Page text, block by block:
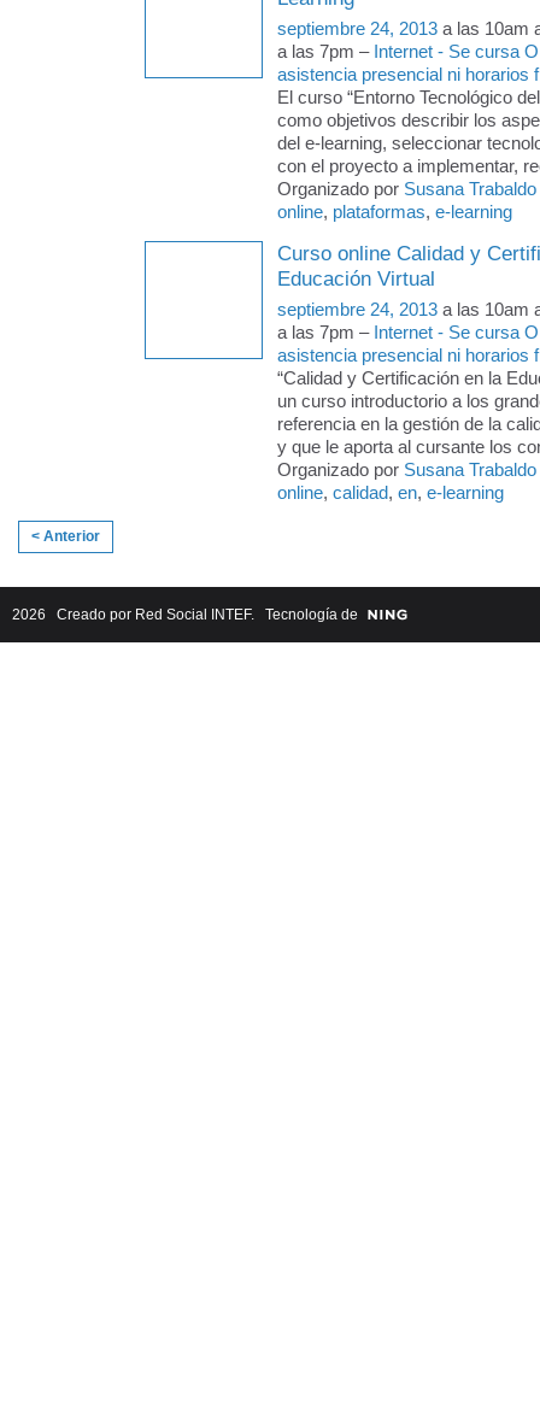
septiembre 24, 2013 a las 10am
a las 7pm – Internet - Se cursa
asistencia presencial ni horarios
El curso “Entorno Tecnológico
como objetivos describir los
del e-learning, seleccionar
con el proyecto a implementar,
Organizado por Susana Trabaldo
online, plataformas, e-learning
Curso online Calidad y
Educación Virtual
septiembre 24, 2013 a las 10am
a las 7pm – Internet - Se cursa
asistencia presencial ni horarios
“Calidad y Certificación en la
un curso introductorio a los
referencia en la gestión de la
y que le aporta al cursante los
Organizado por Susana Trabaldo
online, calidad, en, e-learning
< Anterior
2026 Creado por Red Social INTEF. Tecnología de